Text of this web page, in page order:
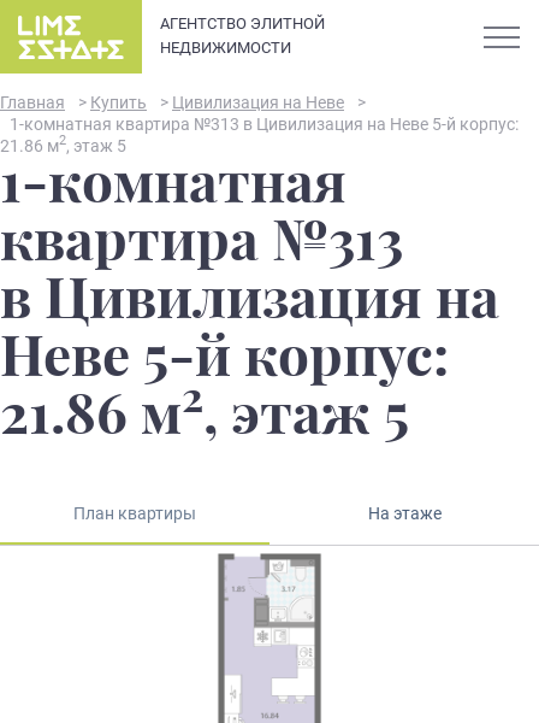
АГЕНТСТВО ЭЛИТНОЙ
НЕДВИЖИМОСТИ
О компании
Элитная недвижимость в
Санкт-Петербурге: каталог
квартир и апартаментов
премиум-класса
Закрытые продажи
Главная > Купить > Цивилизация на Неве
>
1-комнатная квартира №313 в Цивилизация на Неве 5-й корпус:
21.86 м2, этаж 5
1-комнатная
квартира №313
в Цивилизация на
Неве 5-й корпус:
21.86 м2, этаж 5
План квартиры На этаже